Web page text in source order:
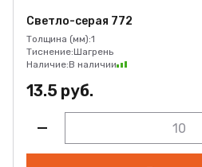
Светло-серая 772
Толщина (мм):1
Тиснение:Шагрень
Наличие:В наличии
13.5 руб.